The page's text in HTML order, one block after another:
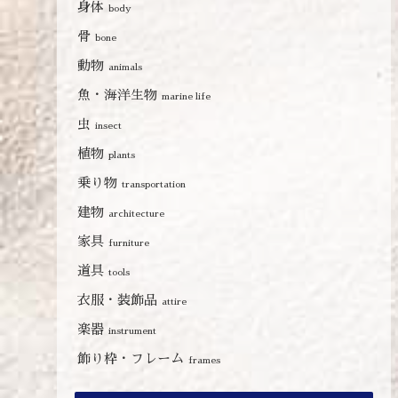
身体 body
骨 bone
動物 animals
魚・海洋生物 marine life
虫 insect
植物 plants
乗り物 transportation
建物 architecture
家具 furniture
道具 tools
衣服・装飾品 attire
楽器 instrument
飾り枠・フレーム frames